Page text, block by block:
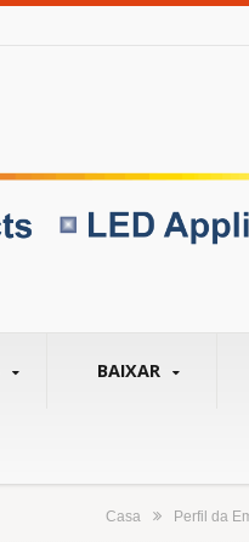
BAIXAR
Casa Perfil da